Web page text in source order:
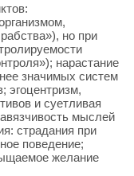
но при
нарастание
значимых систем
эгоцентризм,
и суетливая
мыслей
страдания при
поведение;
желание